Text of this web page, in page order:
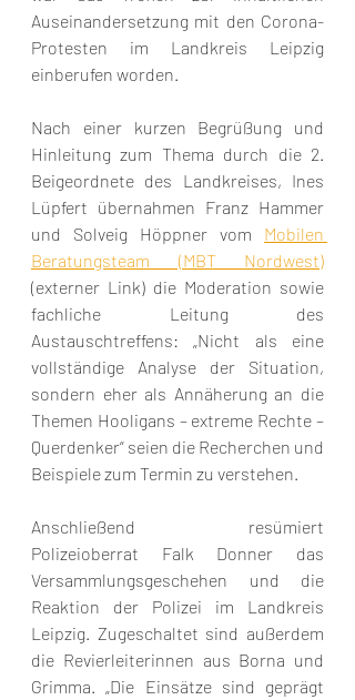
Auseinandersetzung mit den Corona-
Protesten im Landkreis Leipzig
einberufen worden.
Nach einer kurzen Begrüßung und
Hinleitung zum Thema durch die 2.
Beigeordnete des Landkreises, Ines
Lüpfert übernahmen Franz Hammer
und Solveig Höppner vom Mobilen
Beratungsteam (MBT Nordwest)
(externer Link) die Moderation sowie
fachliche Leitung des
Austauschtreffens: „Nicht als eine
vollständige Analyse der Situation,
sondern eher als Annäherung an die
Themen Hooligans – extreme Rechte –
Querdenker“ seien die Recherchen und
Beispiele zum Termin zu verstehen.
Anschließend resümiert
Polizeioberrat Falk Donner das
Versammlungsgeschehen und die
Reaktion der Polizei im Landkreis
Leipzig. Zugeschaltet sind außerdem
die Revierleiterinnen aus Borna und
Grimma. „Die Einsätze sind geprägt